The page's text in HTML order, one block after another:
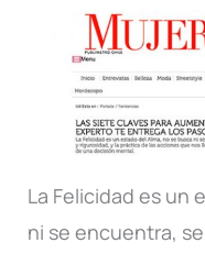
La Felicidad es un
ni se encuentra,